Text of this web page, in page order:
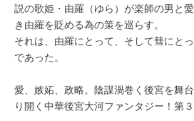
説の歌姫・由羅（ゆら）が楽師の男と
き由羅を貶める為の策を巡らす。
それは、由羅にとって、そして彗にと
であった。
愛、嫉妬、政略。陰謀渦巻く後宮を舞
り開く中華後宮大河ファンタジー！第３